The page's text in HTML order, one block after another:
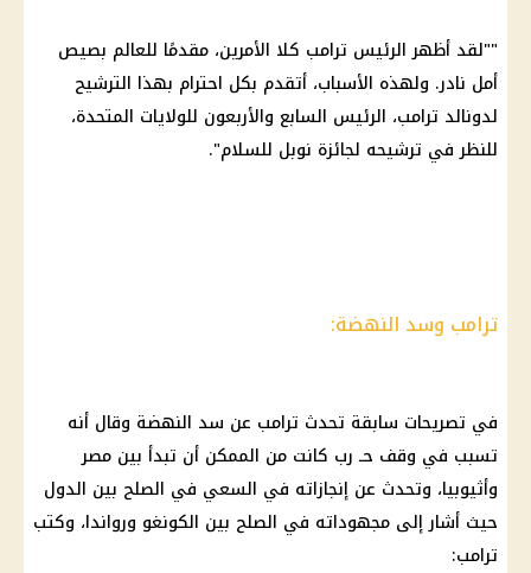
""لقد أظهر الرئيس ترامب كلا الأمرين، مقدمًا للعالم بصيص
أمل نادر. ولهذه الأسباب، أتقدم بكل احترام بهذا الترشيح
لدونالد ترامب، الرئيس السابع والأربعون للولايات المتحدة،
للنظر في ترشيحه لجائزة نوبل للسلام".
ترامب وسد النهضة:
في تصريحات سابقة تحدث ترامب عن سد النهضة وقال أنه
تسبب في وقف حـ رب كانت من الممكن أن تبدأ بين مصر
وأثيوبيا، وتحدث عن إنجازاته في السعي في الصلح بين الدول
حيث أشار إلى مجهوداته في الصلح بين الكونغو ورواندا، وكتب
ترامب: